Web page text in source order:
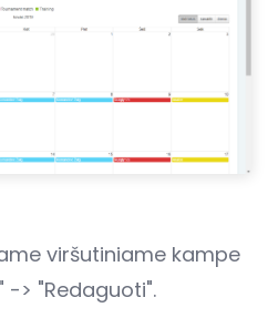
viršutiniame kampe
-> "Redaguoti".